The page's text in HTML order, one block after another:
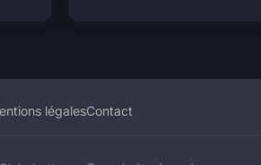
légalesContact